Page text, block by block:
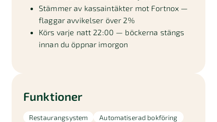
Stämmer av kassaintäkter mot Fortnox —
flaggar avvikelser över 2%
Körs varje natt 22:00 — böckerna stängs
innan du öppnar imorgon
Funktioner
Restaurangsystem
Automatiserad bokföring